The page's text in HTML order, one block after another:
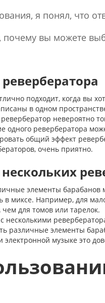
я понял, что
почему вы можете
подходит, когда вы
в одном
невероятно
одного ревербератора
общий эффект
очень приятно.
элементы барабанов
миксе. Например, для
для томов или тарелок.
несколькими
различные элементы
музыке это